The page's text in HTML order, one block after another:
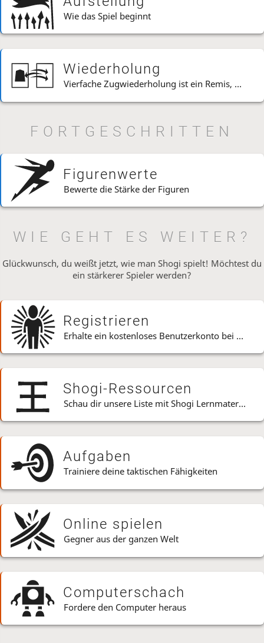
Wie das Spiel beginnt
Wiederholung
Vierfache Zugwiederholung ist ein Remis, AUẞER...
FORTGESCHRITTEN
Figurenwerte
Bewerte die Stärke der Figuren
WIE GEHT ES WEITER?
Glückwunsch, du weißt jetzt, wie man Shogi spielt! Möchtest du
ein stärkerer Spieler werden?
Registrieren
Erhalte ein kostenloses Benutzerkonto bei Lishogi
Shogi-Ressourcen
Schau dir unsere Liste mit Shogi Lernmaterialien an
Aufgaben
Trainiere deine taktischen Fähigkeiten
Online spielen
Gegner aus der ganzen Welt
Computerschach
Fordere den Computer heraus